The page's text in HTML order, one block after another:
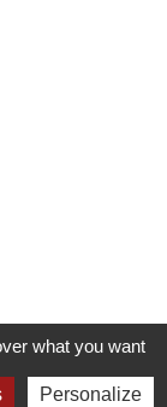
what you want
Personalize